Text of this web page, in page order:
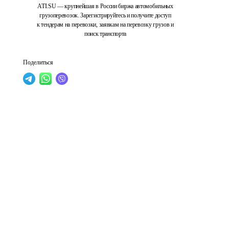
ATI.SU — крупнейшая в России биржа автомобильных
грузоперевозок. Зарегистрируйтесь и получите доступ
к тендерам на перевозки, заявкам на перевозку грузов и
поиск транспорта
Поделиться